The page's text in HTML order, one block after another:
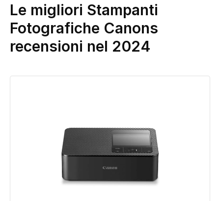
Le migliori Stampanti
Fotografiche Canons
recensioni nel 2024